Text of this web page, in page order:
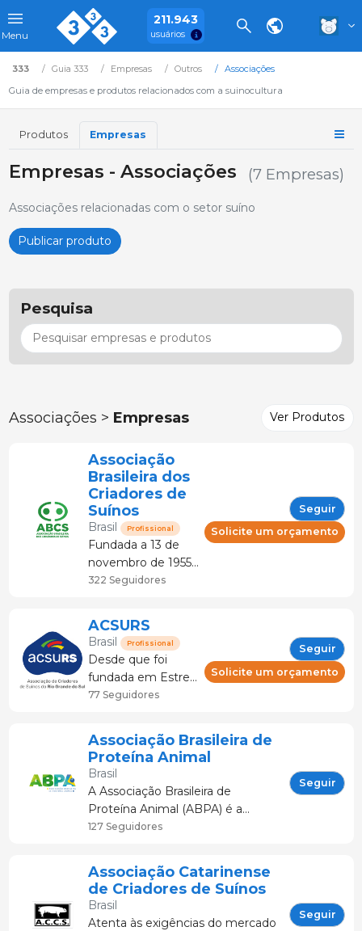
Menu
211.943
usuários
333 Guia 333 Empresas Outros
Associações
Guia de empresas e produtos relacionados com a suinocultura
Produtos Empresas
Empresas - Associações (7 Empresas)
Associações relacionadas com o setor suíno
Publicar produto
Pesquisa
Associações > Empresas Ver Produtos
Associação
Brasileira dos
Criadores de
Suínos
Brasil Profissional
Fundada a 13 de
novembro de 1955,
a Associação
- ABCS - foi
instituída com o
objetivo de
favorecer o
desenvolvimento
setor. Teve papel
decisivo no
melhoramento
gen&e
322 Seguidores
Seguir
Solicite um orçamento
ACSURS
Brasil Profissional
Desde que foi
fundada em Estrela
(RS), em 1972, a
Criadores de Suínos
do Rio Grande do
Sul – ACSURS a
entidade teve sua
trajetória marcada
por várias
conquistas e
propor
77 Seguidores
Seguir
Solicite um orçamento
Associação Brasileira de
Proteína Animal
Brasil
A Associação Brasileira de
Proteína Animal (ABPA) é a
organização institucional nacional
Brasil.Tem como missão
representar os setores em foros
nacionais e internacio
127 Seguidores
Seguir
Associação Catarinense
de Criadores de Suínos
Brasil
Atenta às exigências do mercado
Seguir